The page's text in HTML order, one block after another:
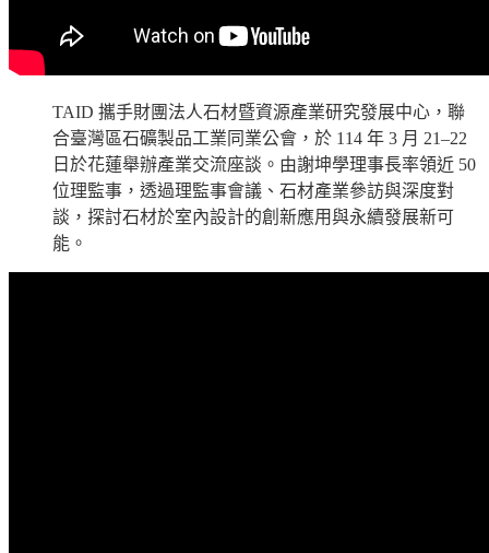
TAID 攜手財團法人石材暨資源產業研究發展中心，聯
合臺灣區石礦製品工業同業公會，於 114 年 3 月 21–22
日於花蓮舉辦產業交流座談。 由謝坤學理事長率領近 50
位理監事，透過理監事會議、石材產業參訪與深度對
談，探討石材於室內設計的創新應用與永續發展新可
能。